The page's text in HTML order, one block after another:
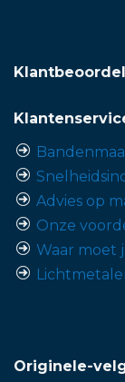
Advies op
Onze
Waar moet
Originele-